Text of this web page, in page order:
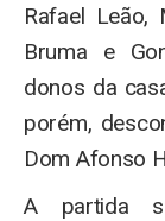
Rafael Leão,
Bruma e
donos da
porém,
Dom Afonso
A partida